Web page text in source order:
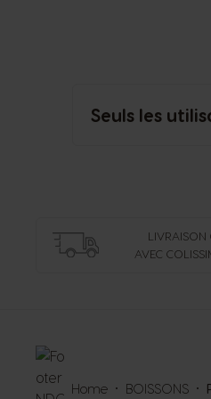
Seuls les
LIVRAISON
AVEC
Home BOISSONS